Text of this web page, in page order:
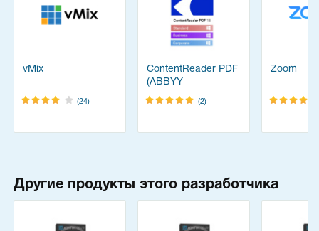
vMix
(24)
ContentReader PDF
(ABBYY
FineReader)
(2)
Zoom
Другие продукты этого разработчика